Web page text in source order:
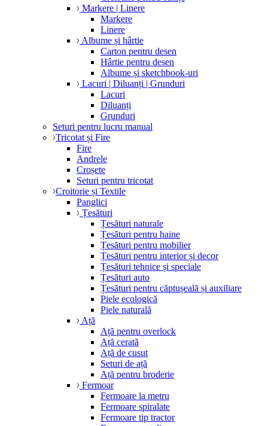
Markere | Linere
Markere
Linere
Albume și hârtie
Carton pentru desen
Hârtie pentru desen
Albume și sketchbook-uri
Lacuri | Diluanți | Grunduri
Lacuri
Diluanți
Grunduri
Seturi pentru lucru manual
Tricotat și Fire
Fire
Andrele
Croșete
Seturi pentru tricotat
Croitorie și Textile
Panglici
Țesături
Țesături naturale
Țesături pentru haine
Țesături pentru mobilier
Țesături pentru interior și decor
Țesături tehnice și speciale
Țesături auto
Țesături pentru căptușeală și auxiliare
Piele ecologică
Piele naturală
Ață
Ață pentru overlock
Ață cerată
Ață de cusut
Seturi de ață
Ață pentru broderie
Fermoar
Fermoare la metru
Fermoare spiralate
Fermoare tip tractor